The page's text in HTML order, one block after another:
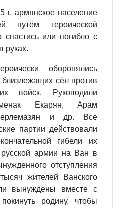
г. армянское население
путём героической
или погибло с
руках.
оборонялись
сёл против
войск. Руководили
Екарян, Арам
и др. Все
партии действовали
гибели их
русской армии на Ван в
отступления
жителей Ванского
вынуждены вместе с
родину, чтобы